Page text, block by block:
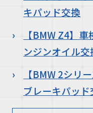
キパッド交換
【BMW Z4】
ンジンオイル交
【BMW 2シリ
ブレーキパッ